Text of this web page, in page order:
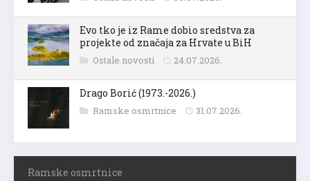
Evo tko je iz Rame dobio sredstva za
projekte od značaja za Hrvate u BiH
Ostale novosti 24.07.2026.
Drago Borić (1973.-2026.)
Ramske osmrtnice 31.07.2026.
Ramske osmrtnice